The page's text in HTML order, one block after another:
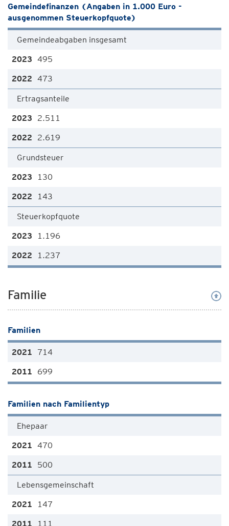
Gemeindefinanzen (Angaben in 1.000 Euro -
ausgenommen Steuerkopfquote)
Gemeindeabgaben insgesamt
495
473
Ertragsanteile
2.511
2.619
Grundsteuer
130
143
Steuerkopfquote
1.196
1.237
Familie
Familien
714
699
Familien nach Familientyp
Ehepaar
470
500
Lebensgemeinschaft
147
111